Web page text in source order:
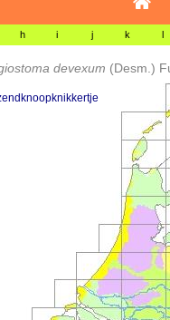
h i j k l
devexum (Desm.)